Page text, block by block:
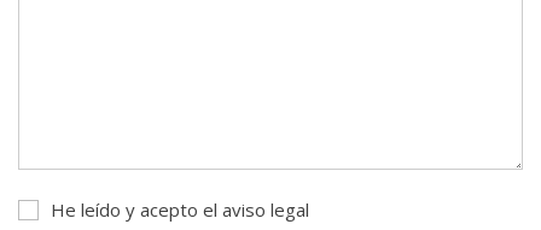
He leído y acepto el aviso legal